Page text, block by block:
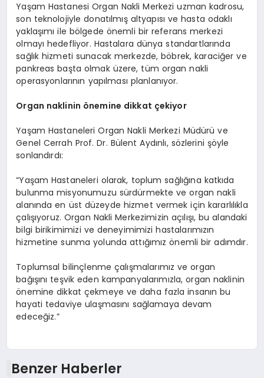
Yaşam Hastanesi Organ Nakli Merkezi uzman kadrosu,
son teknolojiyle donatılmış altyapısı ve hasta odaklı
yaklaşımı ile bölgede önemli bir referans merkezi
olmayı hedefliyor. Hastalara dünya standartlarında
sağlık hizmeti sunacak merkezde, böbrek, karaciğer ve
pankreas başta olmak üzere, tüm organ nakli
operasyonlarının yapılması planlanıyor.
Organ naklinin önemine dikkat çekiyor
Yaşam Hastaneleri Organ Nakli Merkezi Müdürü ve
Genel Cerrah Prof. Dr. Bülent Aydınlı, sözlerini şöyle
sonlandırdı:
“Yaşam Hastaneleri olarak, toplum sağlığına katkıda
bulunma misyonumuzu sürdürmekte ve organ nakli
alanında en üst düzeyde hizmet vermek için kararlılıkla
çalışıyoruz. Organ Nakli Merkezimizin açılışı, bu alandaki
bilgi birikimimizi ve deneyimimizi hastalarımızın
hizmetine sunma yolunda attığımız önemli bir adımdır.
Toplumsal bilinçlenme çalışmalarımız ve organ
bağışını teşvik eden kampanyalarımızla, organ naklinin
önemine dikkat çekmeye ve daha fazla insanın bu
hayati tedaviye ulaşmasını sağlamaya devam
edeceğiz.”
Benzer Haberler